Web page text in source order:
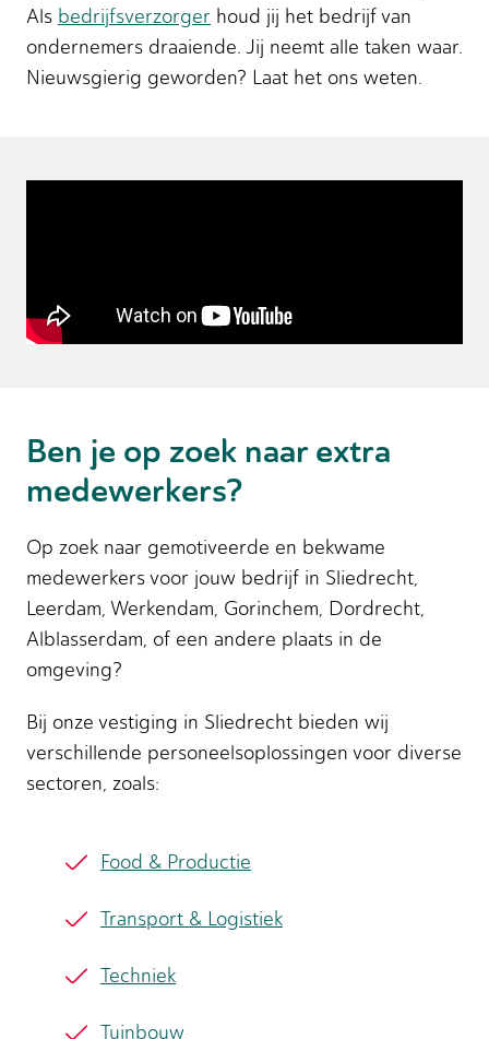
Als bedrijfsverzorger houd jij het bedrijf van
ondernemers draaiende. Jij neemt alle taken waar.
Nieuwsgierig geworden? Laat het ons weten.
Ben je op zoek naar extra
medewerkers?
Op zoek naar gemotiveerde en bekwame
medewerkers voor jouw bedrijf in Sliedrecht,
Leerdam, Werkendam, Gorinchem, Dordrecht,
Alblasserdam, of een andere plaats in de
omgeving?
Bij onze vestiging in Sliedrecht bieden wij
verschillende personeelsoplossingen voor diverse
sectoren, zoals:
Food & Productie
Transport & Logistiek
Techniek
Tuinbouw